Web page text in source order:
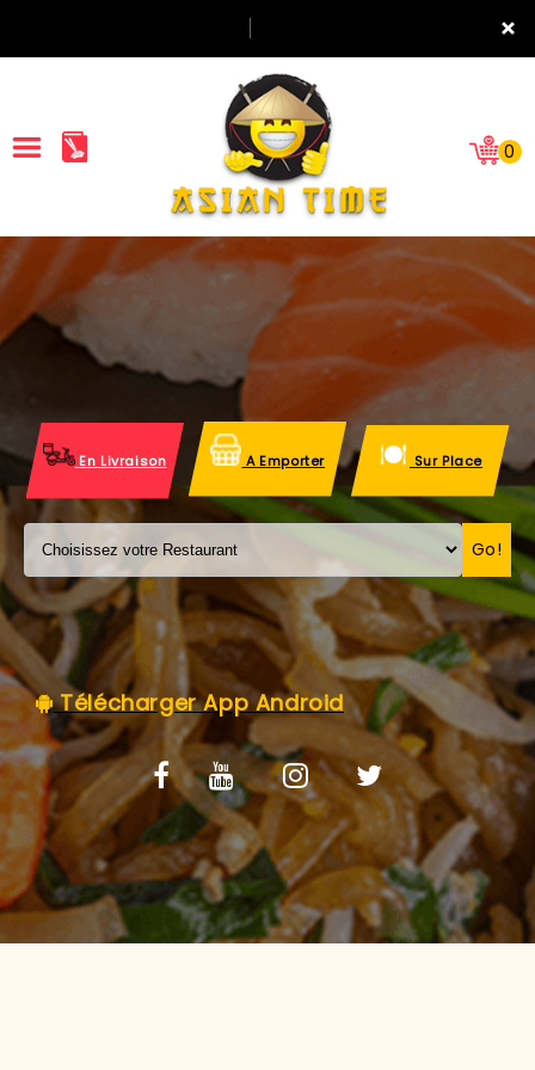
×
ACCUEIL
LA CARTE
VOS AVIS
MENTIONS LÉGALES
C.G.V
0
En Livraison A Emporter Sur Place
Go!
Télécharger App Android